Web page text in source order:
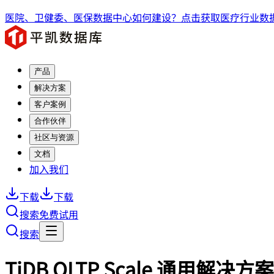
医院、卫健委、医保数据中心如何建设？点击获取医疗行业
产品
解决方案
客户案例
合作伙伴
社区与资源
文档
加入我们
下载
下载
搜索免费试用
搜索